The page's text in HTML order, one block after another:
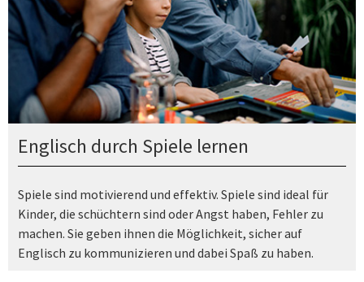
Englisch durch Spiele lernen
Spiele sind motivierend und effektiv. Spiele sind ideal für
Kinder, die schüchtern sind oder Angst haben, Fehler zu
machen. Sie geben ihnen die Möglichkeit, sicher auf
Englisch zu kommunizieren und dabei Spaß zu haben.